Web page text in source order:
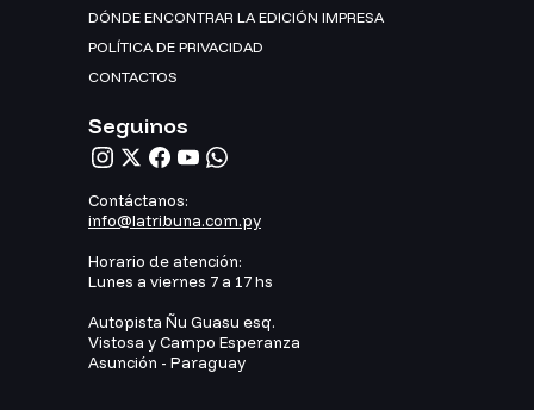
DÓNDE ENCONTRAR LA EDICIÓN IMPRESA
POLÍTICA DE PRIVACIDAD
CONTACTOS
Seguinos
Contáctanos:
info@latribuna.com.py
Horario de atención:
Lunes a viernes 7 a 17 hs
Autopista Ñu Guasu esq.
Vistosa y Campo Esperanza
Asunción - Paraguay